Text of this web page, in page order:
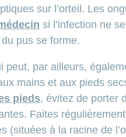
sur l’orteil. Les
si l’infection ne
pus se forme.
peut, par ailleurs,
mains et aux pieds
pieds, évitez de porter
Faites
(situées à la racine de